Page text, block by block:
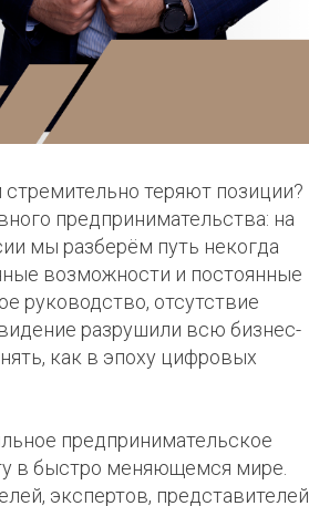
теряют позиции?
предпринимательства: на
мы разберём путь некогда
возможности и постоянные
руководство, отсутствие
разрушили всю бизнес-
как в эпоху цифровых
предпринимательское
в быстро меняющемся мире.
экспертов, представителей